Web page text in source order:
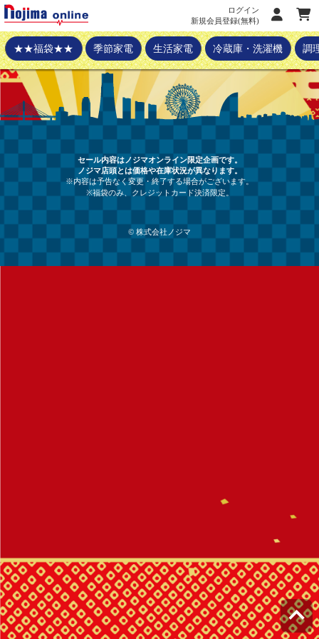
ログイン
新規会員登録(無料)
★★福袋★★ 季節家電 生活家電 冷蔵庫・洗濯機 調
セール内容はノジマオンライン限定企画です。
ノジマ店頭とは価格や在庫状況が異なります。
※内容は予告なく変更・終了する場合がございます。
※福袋のみ、クレジットカード決済限定。
© 株式会社ノジマ